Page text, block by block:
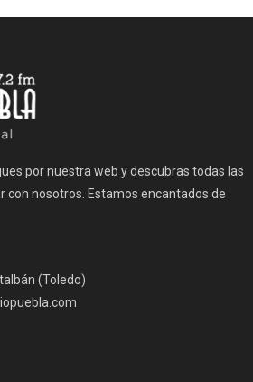
por nuestra web y descubras todas las
con nosotros. Estamos encantados de
(Toledo)